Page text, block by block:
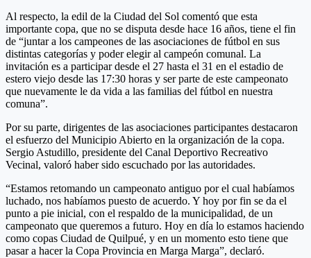
Al respecto, la edil de la Ciudad del Sol comentó que esta
importante copa, que no se disputa desde hace 16 años, tiene el fin
de “juntar a los campeones de las asociaciones de fútbol en sus
distintas categorías y poder elegir al campeón comunal. La
invitación es a participar desde el 27 hasta el 31 en el estadio de
estero viejo desde las 17:30 horas y ser parte de este campeonato
que nuevamente le da vida a las familias del fútbol en nuestra
comuna”.
Por su parte, dirigentes de las asociaciones participantes destacaron
el esfuerzo del Municipio Abierto en la organización de la copa.
Sergio Astudillo, presidente del Canal Deportivo Recreativo
Vecinal, valoró haber sido escuchado por las autoridades.
“Estamos retomando un campeonato antiguo por el cual habíamos
luchado, nos habíamos puesto de acuerdo. Y hoy por fin se da el
punto a pie inicial, con el respaldo de la municipalidad, de un
campeonato que queremos a futuro. Hoy en día lo estamos haciendo
como copas Ciudad de Quilpué, y en un momento esto tiene que
pasar a hacer la Copa Provincia en Marga Marga”, declaró.